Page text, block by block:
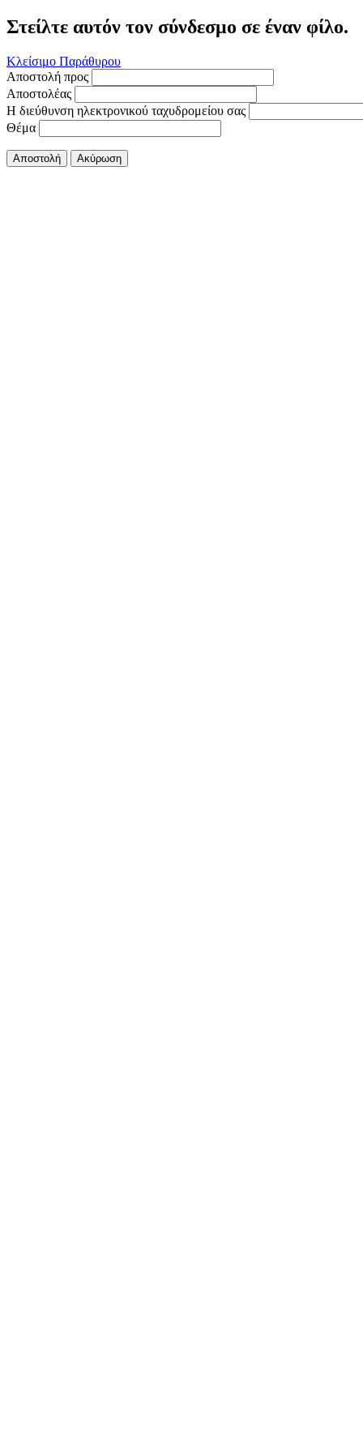
Στείλτε αυτόν τον σύνδεσμο σε έναν φίλο.
Κλείσιμο Παράθυρου
Αποστολή προς
Αποστολέας
Η διεύθυνση ηλεκτρονικού ταχυδρομείου σας
Θέμα
Αποστολή Ακύρωση